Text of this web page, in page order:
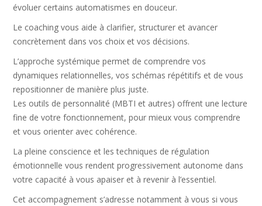
évoluer certains automatismes en douceur.
Le coaching vous aide à clarifier, structurer et avancer
concrètement dans vos choix et vos décisions.
L’approche systémique permet de comprendre vos
dynamiques relationnelles, vos schémas répétitifs et de vous
repositionner de manière plus juste.
Les outils de personnalité (MBTI et autres) offrent une lecture
fine de votre fonctionnement, pour mieux vous comprendre
et vous orienter avec cohérence.
La pleine conscience et les techniques de régulation
émotionnelle vous rendent progressivement autonome dans
votre capacité à vous apaiser et à revenir à l’essentiel.
Cet accompagnement s’adresse notamment à vous si vous